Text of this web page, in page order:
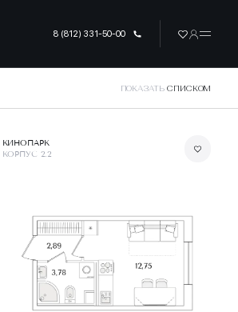
8 (812) 331-50-00
ПОКАЗАТЬСПИСКОМ
КИНОПАРК
КОРПУС 2.2